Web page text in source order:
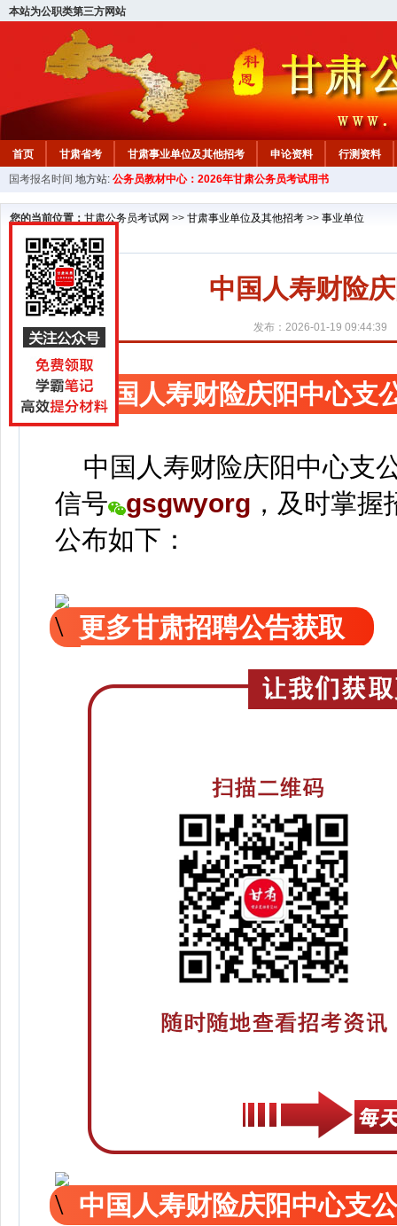
本站为公职类第三方网站
首页 甘肃省考 甘肃事业单位及其他招考 申论资料
行测资料
国考报名时间 地方站: 公务员教材中心：2026年甘肃公务员考试用书
您的当前位置： 甘肃公务员考试网 >> 甘肃事业单位及其他招考 >> 事业单位
中国人寿财险
发布：2026-01-19 09:44:39
中国人寿财险庆阳中心支
中国人寿财险庆阳中心支
信号
gsgwyorg ， 及时掌握
公布如下：
更多甘肃招聘公告获取
中国人寿财险庆阳中心支